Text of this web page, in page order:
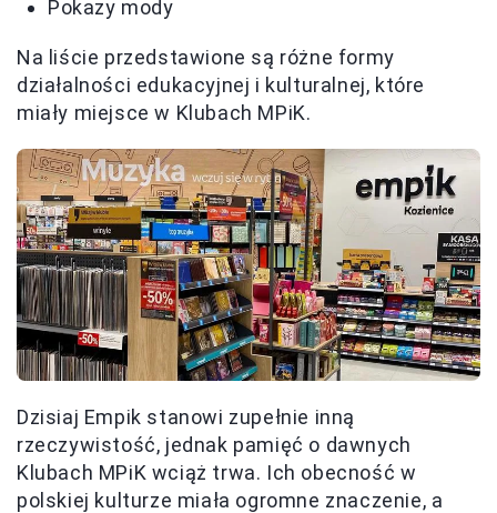
Pokazy mody
Na liście przedstawione są różne formy
działalności edukacyjnej i kulturalnej, które
miały miejsce w Klubach MPiK.
Dzisiaj Empik stanowi zupełnie inną
rzeczywistość, jednak pamięć o dawnych
Klubach MPiK wciąż trwa. Ich obecność w
polskiej kulturze miała ogromne znaczenie, a